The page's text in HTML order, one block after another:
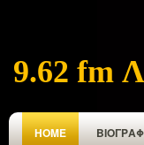
9.62 fm
HOME